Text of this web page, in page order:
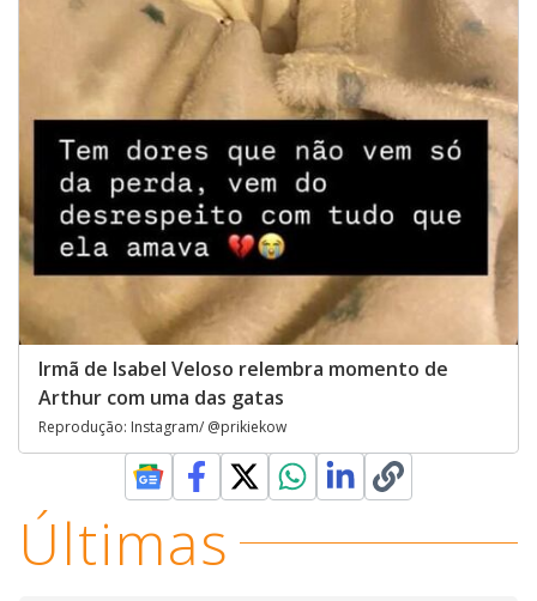
Irmã de Isabel Veloso relembra momento de
Arthur com uma das gatas
Reprodução: Instagram/ @prikiekow
Últimas